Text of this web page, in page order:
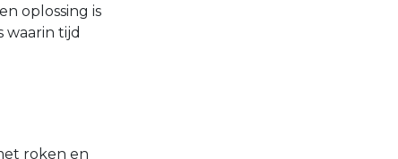
oplossing is
waarin tijd
roken en